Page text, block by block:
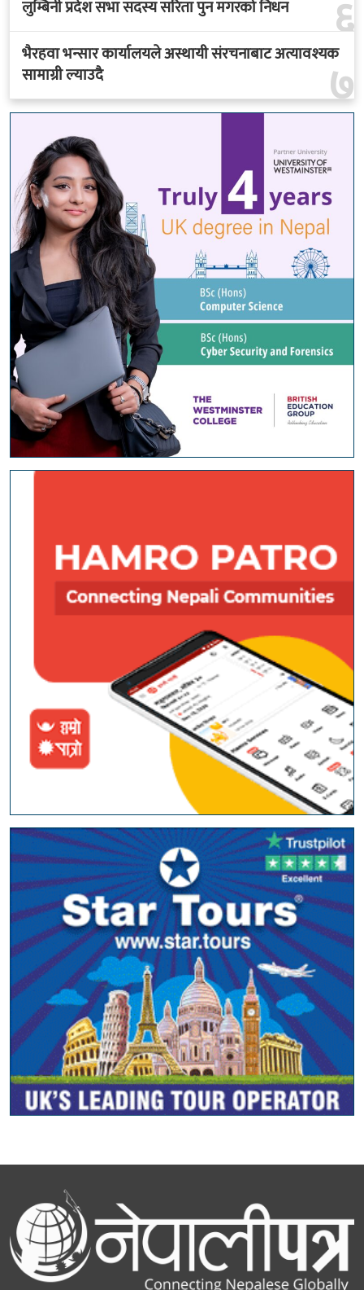
६
लुम्बिनी प्रदेश सभा सदस्य सरिता पुन मगरको निधन
७
भैरहवा भन्सार कार्यालयले अस्थायी संरचनाबाट अत्यावश्यक
सामाग्री ल्याउदै